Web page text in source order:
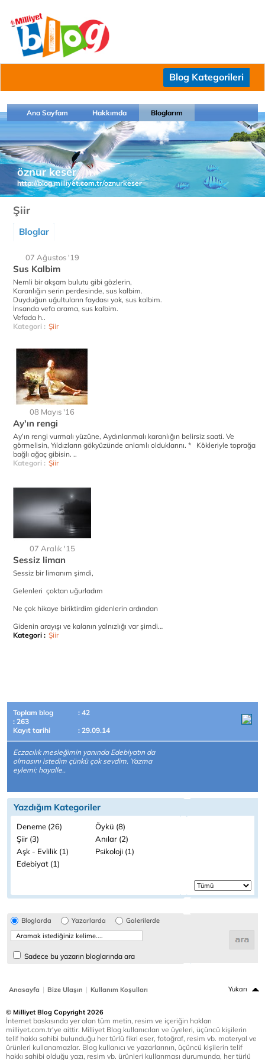
Blog Kategorileri
Ana Sayfam Hakkımda Bloglarım
öznur keser
http://blog.milliyet.com.tr/oznurkeser
Şiir
Bloglar
07 Ağustos '19
Sus Kalbim
Nemli bir akşam bulutu gibi gözlerin,
Karanlığın serin perdesinde, sus kalbim.
Duyduğun uğultuların faydası yok, sus kalbim.
İnsanda vefa arama, sus kalbim.
Vefada h..
Kategori : Şiir
08 Mayıs '16
Ay'ın rengi
Ay’ın rengi vurmalı yüzüne, Aydınlanmalı karanlığın belirsiz saati. Ve
görmelisin, Yıldızların gökyüzünde anlamlı olduklarını. * Kökleriyle toprağa
bağlı ağaç gibisin. ..
Kategori : Şiir
07 Aralık '15
Sessiz liman
Sessiz bir limanım şimdi,
Gelenleri çoktan uğurladım
Ne çok hikaye biriktirdim gidenlerin ardından
Gidenin arayışı ve kalanın yalnızlığı var şimdi…
Kategori : Şiir
Toplam blog
: 42
: 263
Kayıt tarihi
: 29.09.14
Eczacılık mesleğimin yanında Edebiyatın da
olmasını istedim çünkü çok sevdim. Yazma
eylemi; hayalle..
Yazdığım Kategoriler
Deneme (26)
Öykü (8)
Şiir (3)
Anılar (2)
Aşk - Evlilik (1)
Psikoloji (1)
Edebiyat (1)
Bloglarda Yazarlarda Galerilerde
Sadece bu yazarın bloglarında ara
Anasayfa | Bize Ulaşın | Kullanım Koşulları Yukarı
© Milliyet Blog Copyright 2026
İnternet baskısında yer alan tüm metin, resim ve içeriğin hakları
milliyet.com.tr'ye aittir. Milliyet Blog kullanıcıları ve üyeleri, üçüncü kişilerin
telif hakkı sahibi bulunduğu her türlü fikri eser, fotoğraf, resim vb. materyal ve
ürünleri kullanamazlar. Blog kullanıcı ve yazarlarının, üçüncü kişilerin telif
hakkı sahibi olduğu yazı, resim vb. ürünleri kullanması durumunda, her türlü